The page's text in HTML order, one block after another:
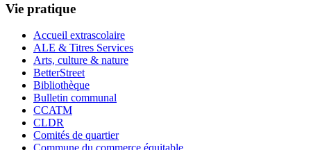
Vie pratique
Accueil extrascolaire
ALE & Titres Services
Arts, culture & nature
BetterStreet
Bibliothèque
Bulletin communal
CCATM
CLDR
Comités de quartier